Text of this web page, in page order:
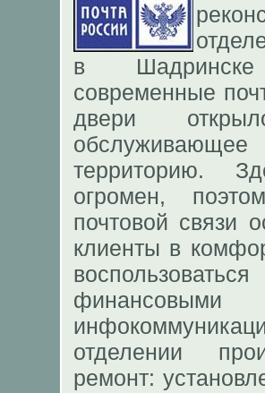
в
современные
двери
территорию.
огромен,
почтовой связи
клиенты в
отделении
ремонт: